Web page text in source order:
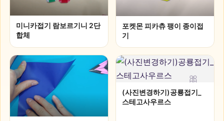
🎀
미니카접기 람보르기니 2단
합체
포켓몬 피카츄 팽이 종이접
기
(사진변경하기)공룡접기_
스테고사우르스